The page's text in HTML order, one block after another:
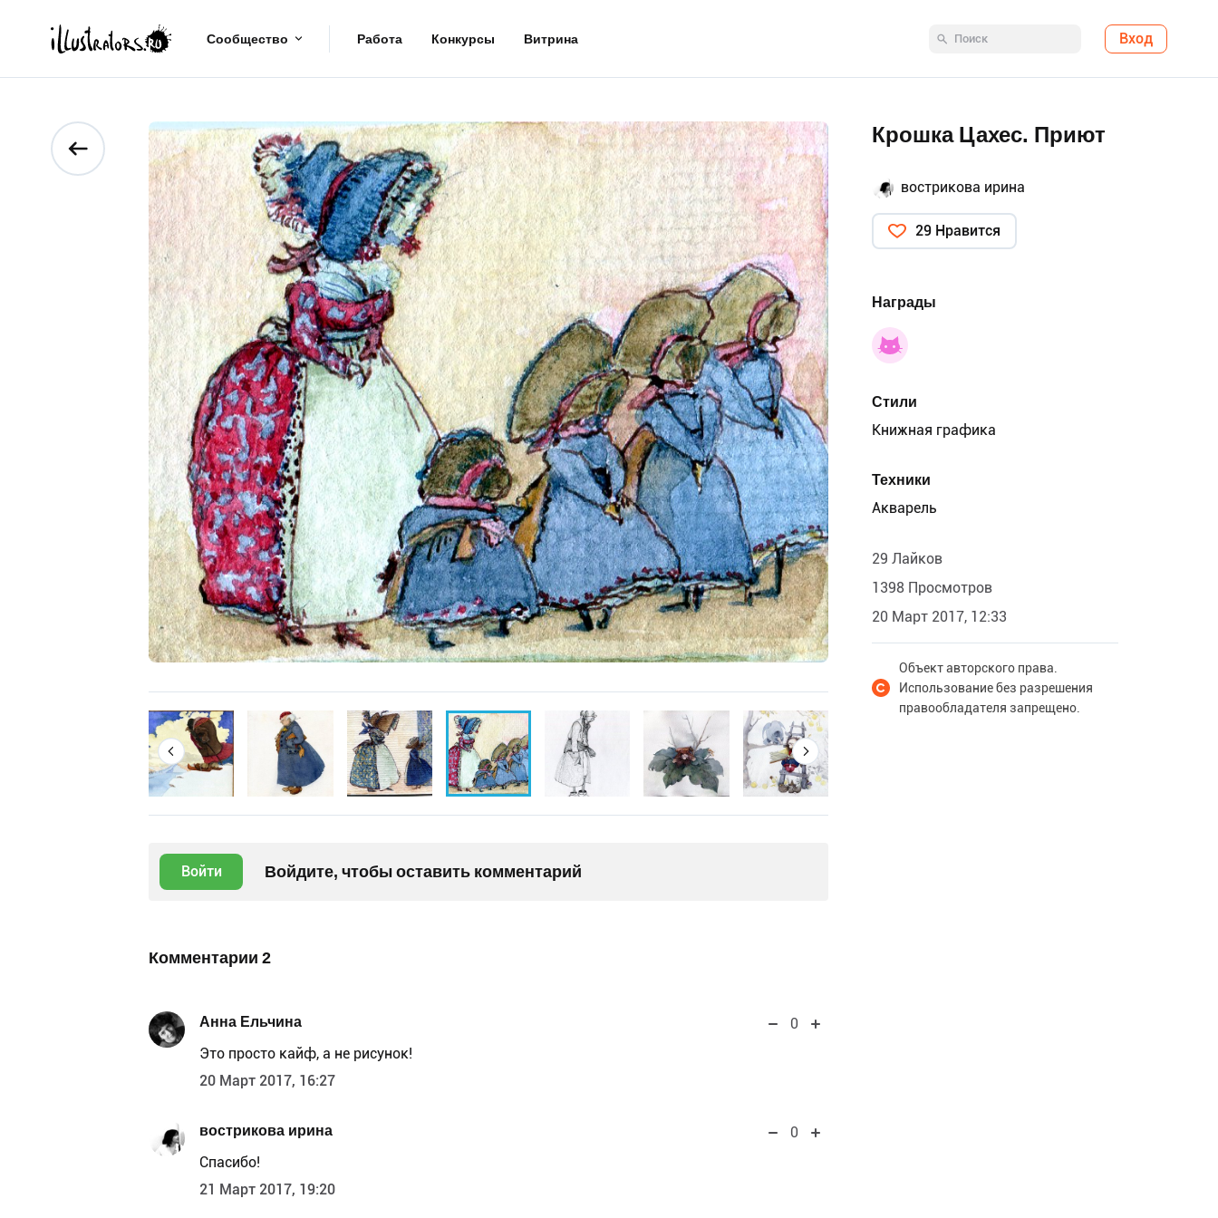
Сообщество Работа Конкурсы Витрина Вход
Войти Войдите, чтобы оставить комментарий
Комментарии 2
Анна Ельчина
0
Это просто кайф, а не рисунок!
20 Март 2017, 16:27
вострикова ирина
0
Спасибо!
21 Март 2017, 19:20
Крошка Цахес. Приют
вострикова ирина
29 Нравится
Награды
Стили
Книжная графика
Техники
Акварель
29 Лайков
1398 Просмотров
20 Март 2017, 12:33
Объект авторского права.
Использование без разрешения
правообладателя запрещено.